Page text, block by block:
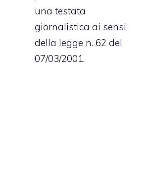
una testata
giornalistica ai sensi
della legge n. 62 del
07/03/2001.